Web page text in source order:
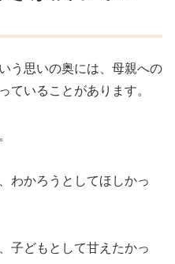
う思いの奥には、母親への
ていることがあります。
わかろうとしてほしかっ
子どもとして甘えたかっ